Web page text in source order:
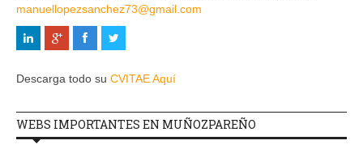
manuellopezsanchez73@gmail.com
Descarga todo su CVITAE Aquí
WEBS IMPORTANTES EN MUÑOZPAREÑO